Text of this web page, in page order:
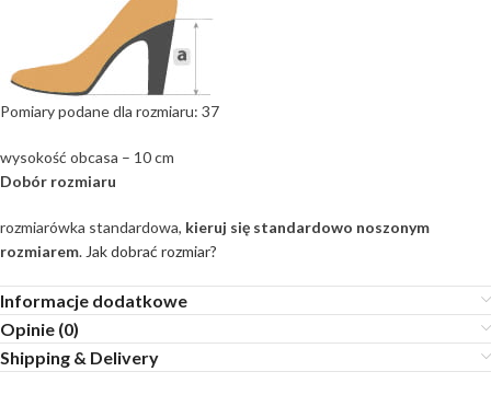
Pomiary podane dla rozmiaru: 37
wysokość obcasa – 10 cm
Dobór rozmiaru
rozmiarówka standardowa, kieruj się standardowo noszonym
rozmiarem. Jak dobrać rozmiar?
Informacje dodatkowe
Opinie (0)
Shipping & Delivery